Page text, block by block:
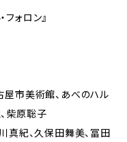
ォロン』
屋市美術館、あべのハル
柴原聡子
真紀、久保田舞美、冨田